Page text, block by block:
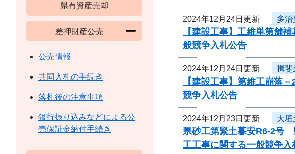
2024年12月24日更新 多治
【建設工事】工維単第舗
般競争入札公告
2024年12月24日更新 揖斐
【建設工事】第維工崩落
競争入札公告
2024年12月23日更新 大垣
県砂工第緊土暮安R6-2号
工工事に関する一般競争入
県有資産売却
差押財産公売
公売情報
共同入札の手続き
落札後の注意事項
銀行振り込みなどによる公
売保証金納付手続き